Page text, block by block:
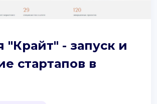
"Крайт" - запуск и
стартапов в